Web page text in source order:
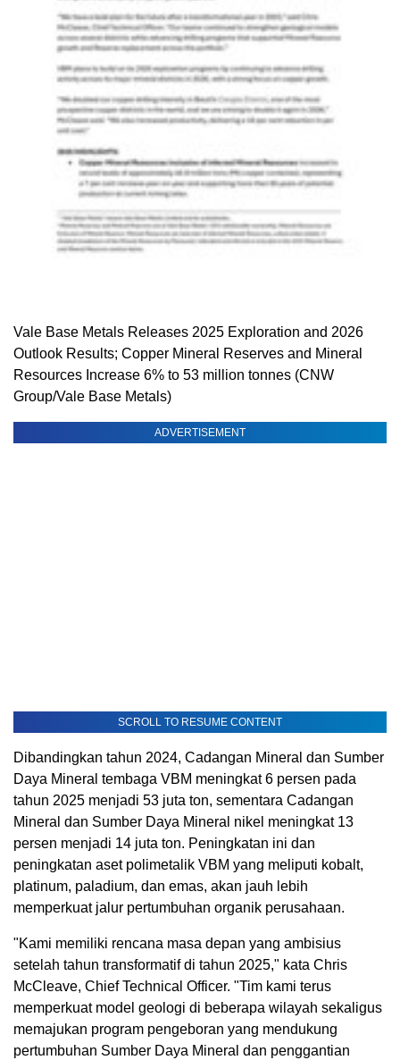
Vale Base Metals Releases 2025 Exploration and 2026
Outlook Results; Copper Mineral Reserves and Mineral
Resources Increase 6% to 53 million tonnes (CNW
Group/Vale Base Metals)
ADVERTISEMENT
SCROLL TO RESUME CONTENT
Dibandingkan tahun 2024, Cadangan Mineral dan Sumber
Daya Mineral tembaga VBM meningkat 6 persen pada
tahun 2025 menjadi 53 juta ton, sementara Cadangan
Mineral dan Sumber Daya Mineral nikel meningkat 13
persen menjadi 14 juta ton. Peningkatan ini dan
peningkatan aset polimetalik VBM yang meliputi kobalt,
platinum, paladium, dan emas, akan jauh lebih
memperkuat jalur pertumbuhan organik perusahaan.
"Kami memiliki rencana masa depan yang ambisius
setelah tahun transformatif di tahun 2025," kata Chris
McCleave, Chief Technical Officer. "Tim kami terus
memperkuat model geologi di beberapa wilayah sekaligus
memajukan program pengeboran yang mendukung
pertumbuhan Sumber Daya Mineral dan penggantian